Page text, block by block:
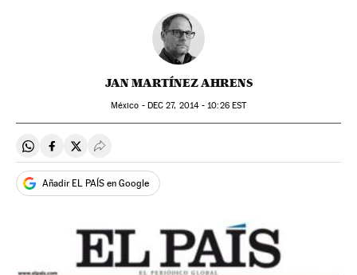
JAN MARTÍNEZ AHRENS
México - DEC 27, 2014 - 10:26EST
Compartir en Whatsapp
Compartir en Facebook
Compartir en Twitter
Desplegar Redes Sociales
Añadir EL PAÍS en Google